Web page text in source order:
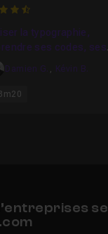
la typographie,
ses codes, ses
et son histoire
Damien G. , Kévin B.
se